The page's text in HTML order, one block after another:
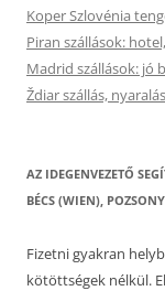
Koper Szlovénia
Piran szállások:
Madrid szállások: jó
Ždiar szállás,
AZ IDEGENVEZETŐ
BÉCS (WIEN),
Fizetni gyakran
kötöttségek nélkül.